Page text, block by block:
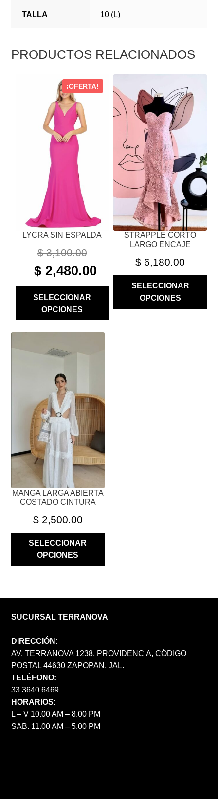
TALLA 10 (L)
PRODUCTOS RELACIONADOS
LYCRA SIN ESPALDA
¡OFERTA!
$3,100.00
ORIGINAL
PRICE
$ 3,100.00.
$2,480.00CURRENT
SELECCIONAR
OPCIONES
PRODUCTO
MÚLTIPLES
VARIANTES.
OPCIONES
PUEDEN
PÁGINA
DE
PRODUCTO
STRAPPLE CORTO
LARGO ENCAJE
$ 6,180.00
SELECCIONAR
OPCIONES
PRODUCTO
TIENE
MÚLTIPLES
VARIANTES.
LAS
OPCIONES
SE
PUEDEN
ELEGIR
LA
PÁGINA
MANGA LARGA ABIERTA
COSTADO CINTURA
$2,500.00
SELECCIONAR
OPCIONES
PRODUCTO
VARIANTES.
OPCIONES
PUEDEN
ELEGIR
EN
PÁGINA
DE
SUCURSAL TERRANOVA
DIRECCIÓN:
AV. TERRANOVA 1238, PROVIDENCIA, CÓDIGO
POSTAL 44630 ZAPOPAN, JAL.
TELÉFONO:
33 3640 6469
HORARIOS:
L – V 10.00 AM – 8.00 PM
SAB. 11.00 AM – 5.00 PM